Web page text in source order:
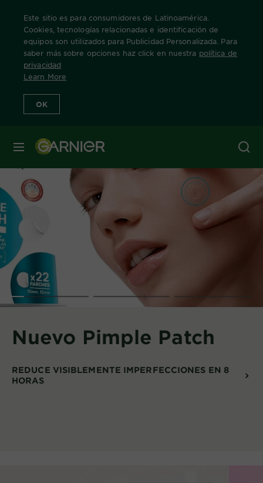
Este sitio es para consumidores de Latinoamérica.
Cookies, tecnologías relacionadas e identificación de
equipos son utilizados para Publicidad Personalizada. Para
saber más sobre opciones haz click en nuestra política de
privacidad
Learn More
OK
MENÚ
Nuevo Pimple Patch
REDUCE VISIBLEMENTE IMPERFECCIONES EN 8
HORAS